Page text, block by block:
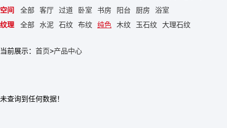
空间
全部 客厅 过道 卧室 书房 阳台 厨房
浴室
纹理
全部 水泥 石纹 布纹 纯色 木纹 玉石纹 大理石纹
当前展示： 首页>产品中心
未查询到任何数据！